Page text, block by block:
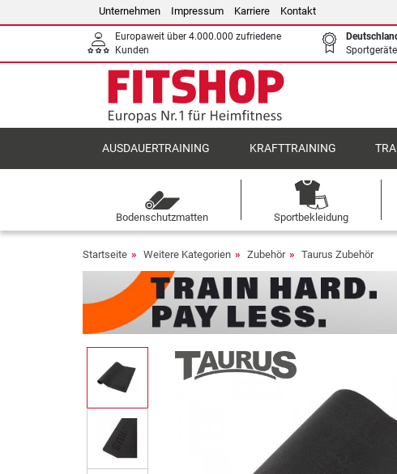
Unternehmen Impressum Karriere Kontakt
Europaweit über 4.000.000 zufriedene
Kunden
AUSDAUERTRAINING KRAFTTRAINING
Bodenschutzmatten Sportbekleidung
Startseite Weitere Kategorien Zubehör Taurus Zubehör